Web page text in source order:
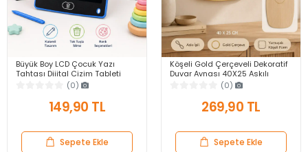
Büyük Boy LCD Çocuk Yazı
Tahtası Dijital Çizim Tableti
Kalemli Silinebilir 8.5′ Oyuncak
(0)
149,90 TL
Sepete Ekle
Köşeli Gold Çerçeveli Dekoratif
Duvar Aynası 40X25 Askılı
Modern Salon Antre Banyo
Yatak Odası Ayna
(0)
269,90 TL
Sepete Ekle